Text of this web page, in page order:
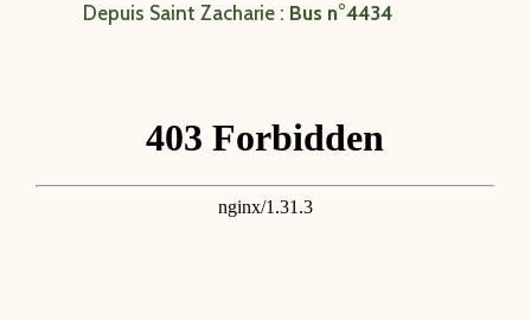
Depuis Saint Zacharie : Bus n°4434